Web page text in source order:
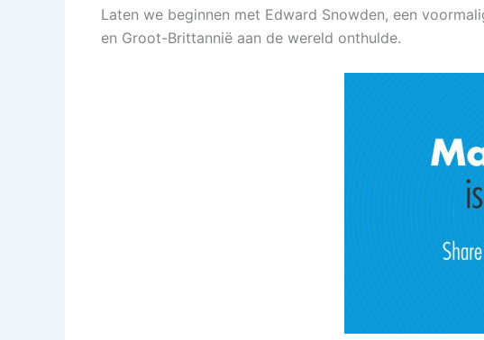
Laten we beginnen met Edward Snowden, een
en Groot-Brittannië aan de wereld onthulde.